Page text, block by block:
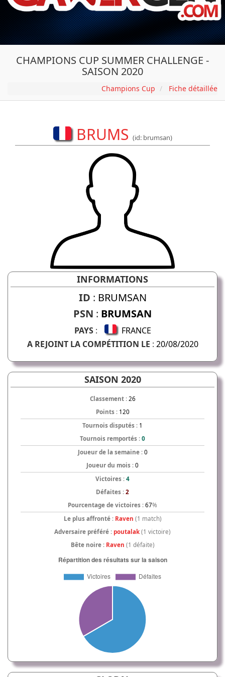
CHAMPIONS CUP SUMMER CHALLENGE -
SAISON 2020
Champions Cup Fiche détaillée
BRUMS (id: brumsan)
INFORMATIONS
ID : BRUMSAN
PSN : BRUMSAN
PAYS:
FRANCE
A REJOINT LA COMPÉTITION LE : 20/08/2020
SAISON 2020
Classement: 26
Points: 120
Tournois disputés : 1
Tournois remportés : 0
Joueur de la semaine: 0
Joueur du mois : 0
Victoires : 4
Défaites : 2
Pourcentage de victoires : 67%
Le plus affronté: Raven (1 match)
Adversaire préféré : poutalak (1 victoire)
Bête noire: Raven (1 défaite)